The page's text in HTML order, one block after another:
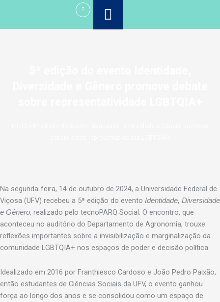
o
Na segunda-feira, 14 de outubro de 2024, a Universidade Federal de
Viçosa (UFV) recebeu a 5ª edição do evento Identidade, Diversidade
e Gênero, realizado pelo tecnoPARQ Social. O encontro, que
aconteceu no auditório do Departamento de Agronomia, trouxe
reflexões importantes sobre a invisibilização e marginalização da
comunidade LGBTQIA+ nos espaços de poder e decisão política.
Idealizado em 2016 por Franthiesco Cardoso e João Pedro Paixão,
então estudantes de Ciências Sociais da UFV, o evento ganhou
força ao longo dos anos e se consolidou como um espaço de